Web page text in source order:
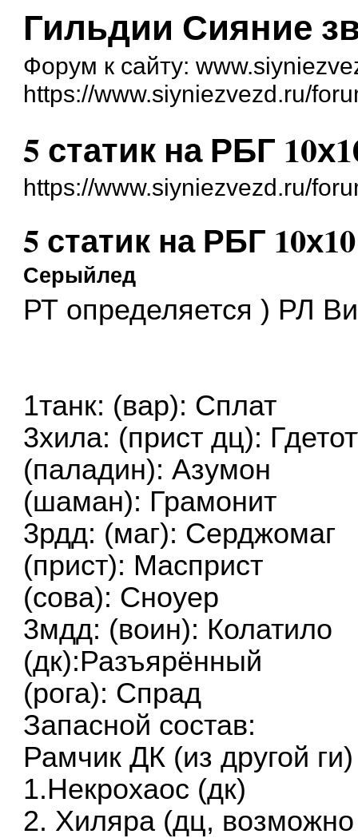
Гильдии Сияние
Форум к сайту:
https://www.siyniezvezd.ru/
5 статик на РБГ
https://www.siyniezvezd.ru/
5 статик на РБГ 10х10
Серыйлед
РТ определяется ) РЛ
1танк: (вар): Сплат
3хила: (прист дц):
(паладин): Азумон
(шаман): Грамонит
3рдд: (маг): Серджомаг
(прист): Масприст
(сова): Сноуер
3мдд: (воин): Колатило
(дк):Разъярённый
(рога): Спрад
Запасной состав:
Рамчик ДК (из другой ги)
1.Некрохаос (дк)
2. Хиляра (дц,